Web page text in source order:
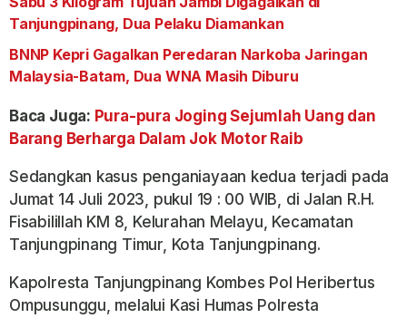
Tanjungpinang, Dua Pelaku Diamankan
BNNP Kepri Gagalkan Peredaran Narkoba Jaringan
Malaysia-Batam, Dua WNA Masih Diburu
Baca Juga: Pura-pura Joging Sejumlah Uang dan
Barang Berharga Dalam Jok Motor Raib
Sedangkan kasus penganiayaan kedua terjadi pada
Jumat 14 Juli 2023, pukul 19 : 00 WIB, di Jalan R.H.
Fisabilillah KM 8, Kelurahan Melayu, Kecamatan
Tanjungpinang Timur, Kota Tanjungpinang.
Kapolresta Tanjungpinang Kombes Pol Heribertus
Ompusunggu, melalui Kasi Humas Polresta